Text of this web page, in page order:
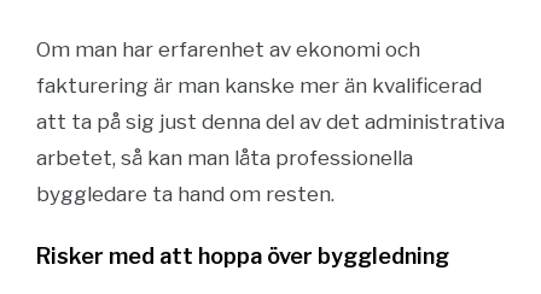
Om man har erfarenhet av ekonomi och
fakturering är man kanske mer än kvalificerad
att ta på sig just denna del av det administrativa
arbetet, så kan man låta professionella
byggledare ta hand om resten.
Risker med att hoppa över byggledning